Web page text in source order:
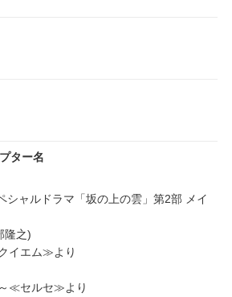
ター名
シャルドラマ「坂の上の雲」第2部 メイ
隆之)
イエム≫より
≪セルセ≫より